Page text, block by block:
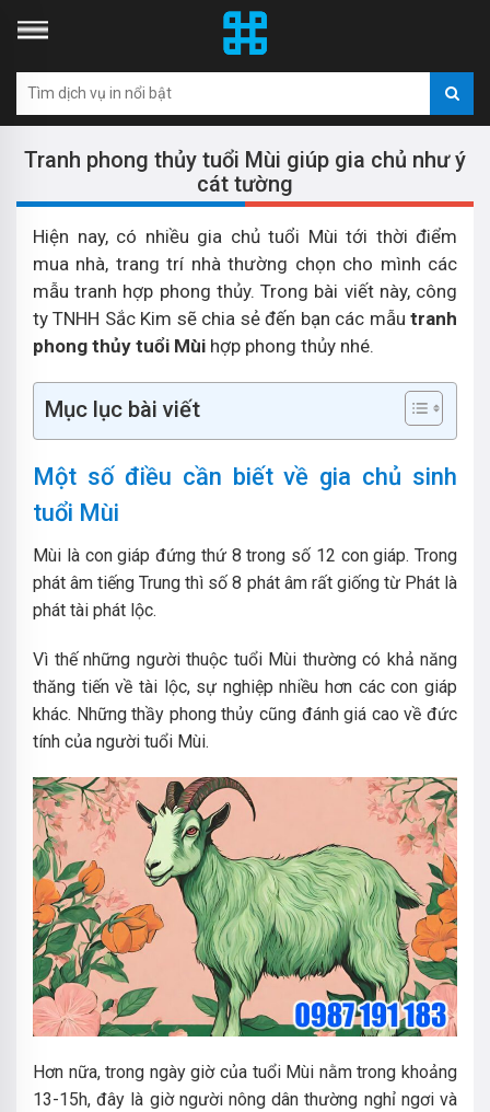
Tranh phong thủy tuổi Mùi giúp gia chủ như ý
cát tường
Hiện nay, có nhiều gia chủ tuổi Mùi tới thời điểm
mua nhà, trang trí nhà thường chọn cho mình các
mẫu tranh hợp phong thủy. Trong bài viết này, công
ty TNHH Sắc Kim sẽ chia sẻ đến bạn các mẫu tranh
phong thủy tuổi Mùi hợp phong thủy nhé.
Mục lục bài viết
Một số điều cần biết về gia chủ sinh
tuổi Mùi
Mùi là con giáp đứng thứ 8 trong số 12 con giáp. Trong
phát âm tiếng Trung thì số 8 phát âm rất giống từ Phát là
phát tài phát lộc.
Vì thế những người thuộc tuổi Mùi thường có khả năng
thăng tiến về tài lộc, sự nghiệp nhiều hơn các con giáp
khác. Những thầy phong thủy cũng đánh giá cao về đức
tính của người tuổi Mùi.
Hơn nữa, trong ngày giờ của tuổi Mùi nằm trong khoảng
13-15h, đây là giờ người nông dân thường nghỉ ngơi và